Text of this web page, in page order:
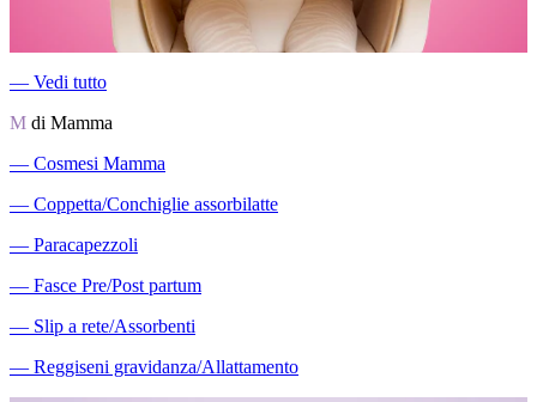
― Vedi tutto
M di Mamma
― Cosmesi Mamma
― Coppetta/Conchiglie assorbilatte
― Paracapezzoli
― Fasce Pre/Post partum
― Slip a rete/Assorbenti
― Reggiseni gravidanza/Allattamento